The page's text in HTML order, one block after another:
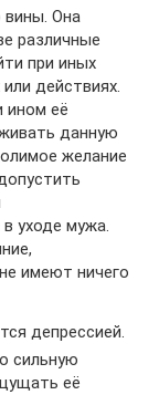
Она
различные
при иных
действиях.
ином её
данную
желание
уходе мужа.
имеют ничего
депрессией.
сильную
её